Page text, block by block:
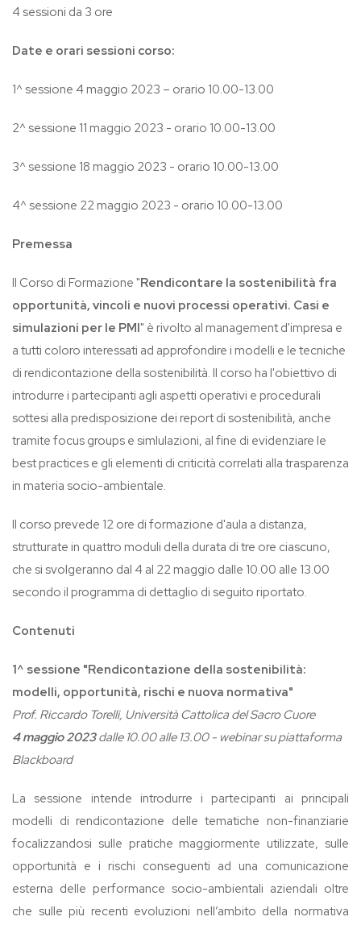
4 sessioni da 3 ore
Date e orari sessioni corso:
1^ sessione 4 maggio 2023 – orario 10.00-13.00
2^ sessione 11 maggio 2023 - orario 10.00-13.00
3^ sessione 18 maggio 2023 - orario 10.00-13.00
4^ sessione 22 maggio 2023 - orario 10.00-13.00
Premessa
Il Corso di Formazione "Rendicontare la sostenibilità fra
opportunità, vincoli e nuovi processi operativi. Casi e
simulazioni per le PMI" è rivolto al management d'impresa e
a tutti coloro interessati ad approfondire i modelli e le tecniche
di rendicontazione della sostenibilità. Il corso ha l'obiettivo di
introdurre i partecipanti agli aspetti operativi e procedurali
sottesi alla predisposizione dei report di sostenibilità, anche
tramite focus groups e simlulazioni, al fine di evidenziare le
best practices e gli elementi di criticità correlati alla trasparenza
in materia socio-ambientale.
Il corso prevede 12 ore di formazione d'aula a distanza,
strutturate in quattro moduli della durata di tre ore ciascuno,
che si svolgeranno dal 4 al 22 maggio dalle 10.00 alle 13.00
secondo il programma di dettaglio di seguito riportato.
Contenuti
1^ sessione "Rendicontazione della sostenibilità:
modelli, opportunità, rischi e nuova normativa"
Prof. Riccardo Torelli, Università Cattolica del Sacro Cuore
4 maggio 2023dalle 10.00 alle 13.00 - webinar su piattaforma
Blackboard
La sessione intende introdurre i partecipanti ai principali
modelli di rendicontazione delle tematiche non-finanziarie
focalizzandosi sulle pratiche maggiormente utilizzate, sulle
opportunità e i rischi conseguenti ad una comunicazione
esterna delle performance socio-ambientali aziendali oltre
che sulle più recenti evoluzioni nell’ambito della normativa